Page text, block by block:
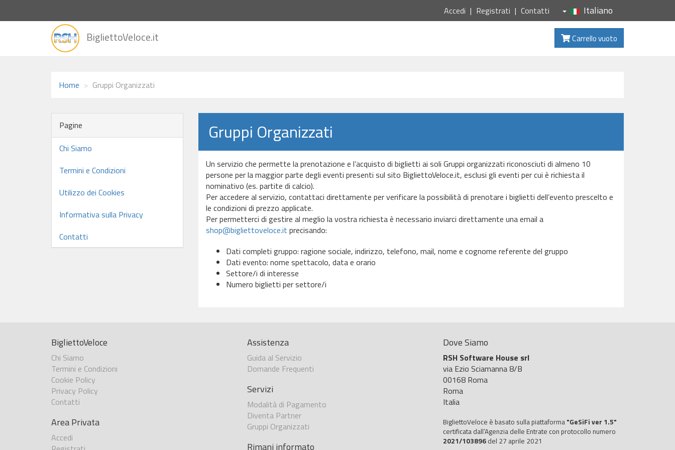
Accedi Registrati Contatti Italiano
alla
BigliettoVeloce.it Carrello vuoto
Home Gruppi Organizzati
Pagine
Chi Siamo
Termini e Condizioni
Utilizzo dei Cookies
Informativa sulla Privacy
Contatti
Gruppi Organizzati
Un servizio che permette la prenotazione e l’acquisto di biglietti ai soli Gruppi organizzati riconosciuti di almeno 10
persone per la maggior parte degli eventi presenti sul sito BigliettoVeloce.it, esclusi gli eventi per cui è richiesta il
nominativo (es. partite di calcio).
Per accedere al servizio, contattaci direttamente per verificare la possibilità di prenotare i biglietti dell’evento prescelto e
le condizioni di prezzo applicate.
Per permetterci di gestire al meglio la vostra richiesta è necessario inviarci direttamente una email a
shop@bigliettoveloce.it precisando:
Dati completi gruppo: ragione sociale, indirizzo, telefono, mail, nome e cognome referente del gruppo
Dati evento: nome spettacolo, data e orario
Settore/i di interesse
Numero biglietti per settore/i
BigliettoVeloce
Chi Siamo
Termini e Condizioni
Cookie Policy
Privacy Policy
Contatti
Area Privata
Accedi
Assistenza
Guida al Servizio
Domande Frequenti
Servizi
Modalità di Pagamento
Diventa Partner
Gruppi Organizzati
Rimani informato
Dove Siamo
RSH Software House srl
via Ezio Sciamanna 8/B
00168 Roma
Roma
Italia
BigliettoVeloce è basato sulla piattaforma "GeSiFi ver 1.5"
certificata dall’Agenzia delle Entrate con protocollo numero
2021/103896 del 27 aprile 2021